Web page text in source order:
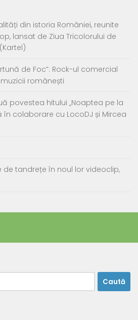
din istoria României, reunite
lansat de Ziua Tricolorului de
de Foc”: Rock-ul comercial
românești
povestea hitului „Noaptea pe la
în colaborare cu LocoDJ și Mircea
de tandrețe în noul lor videoclip,